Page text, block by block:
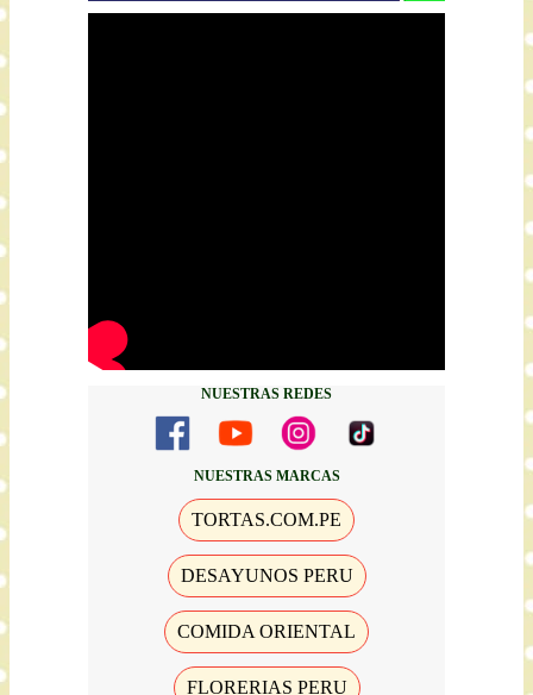
NUESTRAS REDES
NUESTRAS MARCAS
TORTAS.COM.PE
DESAYUNOS PERU
COMIDA ORIENTAL
FLORERIAS PERU